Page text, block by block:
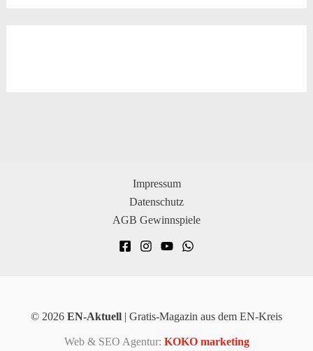
Impressum
Datenschutz
AGB Gewinnspiele
© 2026 EN-Aktuell | Gratis-Magazin aus dem EN-Kreis
Web & SEO Agentur: KOKO marketing